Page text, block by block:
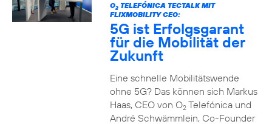
O2TELEFÓNICA TECTALK MIT
FLIXMOBILITY CEO:
5G ist Erfolgsgarant
für die Mobilität der
Zukunft
Eine schnelle Mobilitätswende
ohne 5G? Das können sich Markus
Haas, CEO von O2Telefónica und
André Schwämmlein, Co-Founder